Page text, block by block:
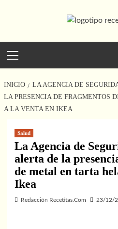
principal
INICIO
LA AGENCIA DE
LA PRESENCIA DE FRAGMENTOS
A LA VENTA EN IKEA
Salud
La Agencia de
alerta de la
de metal en tarta
Ikea
Redacción Recetitas.Com 23/12/